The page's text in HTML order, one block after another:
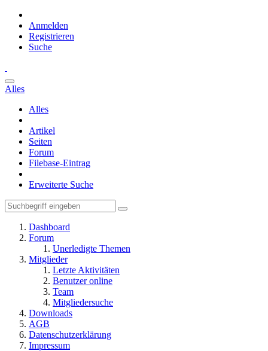
Anmelden
Registrieren
Suche
Alles
Alles
Artikel
Seiten
Forum
Filebase-Eintrag
Erweiterte Suche
Dashboard
Forum
Unerledigte Themen
Mitglieder
Letzte Aktivitäten
Benutzer online
Team
Mitgliedersuche
Downloads
AGB
Datenschutzerklärung
Impressum